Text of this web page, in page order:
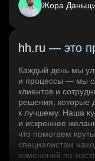
Жора
hh.ru — это
Каждый день мы
и процессы — мы
клиентов и
решения, которые
к лучшему. Наша
и искреннее
что помогаем
специалистам
изменений